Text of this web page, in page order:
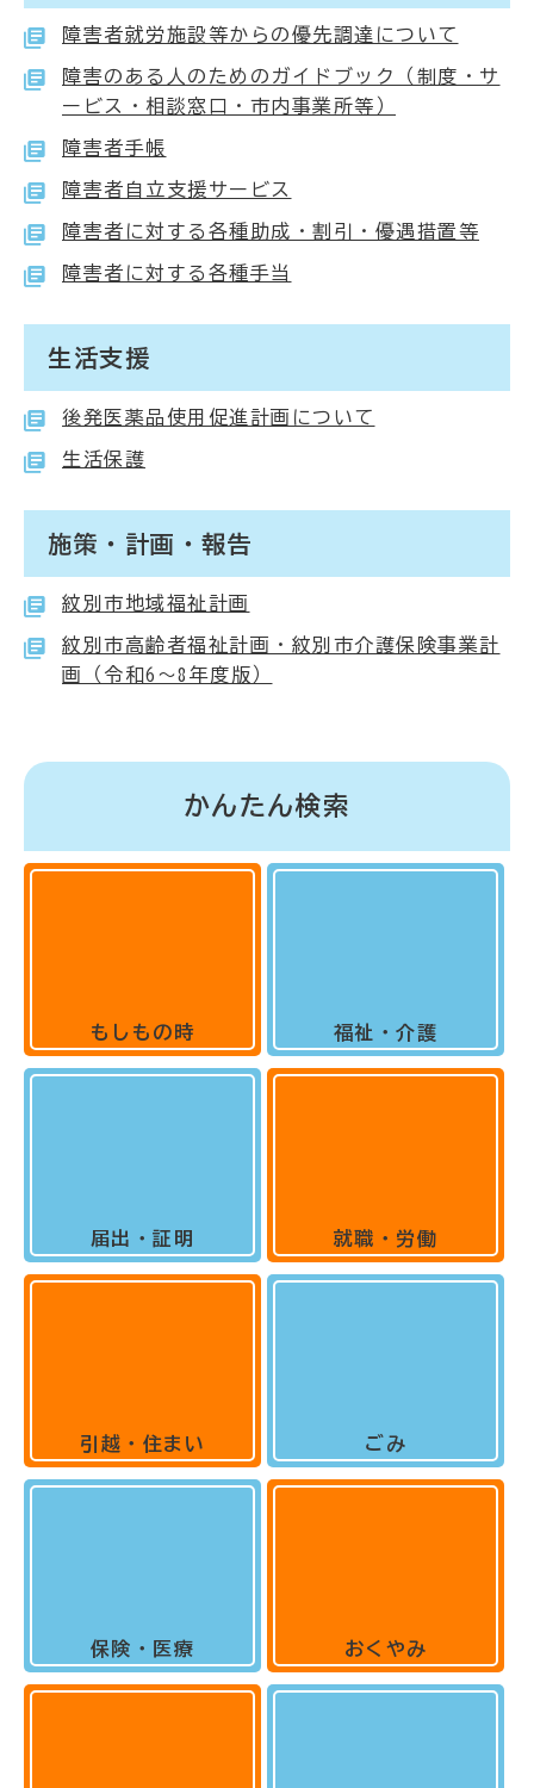
障害者就労施設等からの優先調達について
障害のある人のためのガイドブック（制度・サ
ービス・相談窓口・市内事業所等）
障害者手帳
障害者自立支援サービス
障害者に対する各種助成・割引・優遇措置等
障害者に対する各種手当
生活支援
後発医薬品使用促進計画について
生活保護
施策・計画・報告
紋別市地域福祉計画
紋別市高齢者福祉計画・紋別市介護保険事業計
画（令和6～8年度版）
かんたん検索
もしもの時
届出・証明
引越・住まい
保険・医療
福祉・介護
就職・労働
ごみ
おくやみ